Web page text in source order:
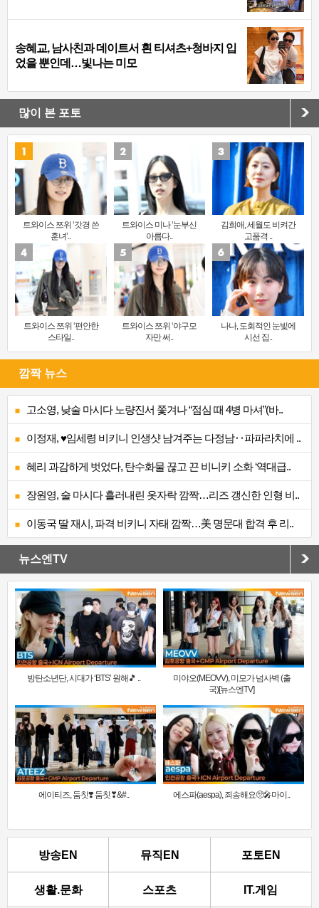
송혜교, 남사친과 데이트서 흰 티셔츠+청바지 입
었을 뿐인데…빛나는 미모
많이 본 포토
트와이스 쯔위 ‘갓경 쓴
훈녀’..
트와이스 미나 ‘눈부신
아름다..
김희애, 세월도 비켜간
고품격 ..
트와이스 쯔위 ‘편안한
스타일..
트와이스 쯔위 ‘야구모
자만 써..
나나, 도회적인 눈빛에
시선 집..
깜짝 뉴스
고소영, 낮술 마시다 노량진서 쫓겨나 “점심 때 4병 마셔”(바..
이정재, ♥임세령 비키니 인생샷 남겨주는 다정남‥파파라치에 ..
혜리 과감하게 벗었다, 탄수화물 끊고 끈 비니키 소화 ‘역대급..
장원영, 술 마시다 흘러내린 옷자락 깜짝…리즈 갱신한 인형 비..
이동국 딸 재시, 파격 비키니 자태 깜짝…美 명문대 합격 후 리..
뉴스엔TV
방탄소년단, 시대가 ‘BTS’ 원해🎵 ..
미야오(MEOVV), 미모가 넘사벽 (출
국)[뉴스엔TV]
에이티즈, 둠칫❣️ 둠칫❣&#.. 에스파(aespa), 죄송해요🥺🎤마이..
방송EN 뮤직EN 포토EN
생활.문화 스포츠 IT.게임